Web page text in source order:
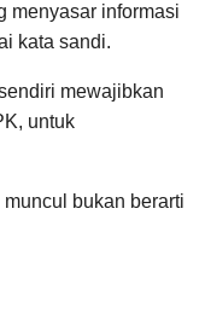
menyasar informasi
kata sandi.
mewajibkan
untuk
bukan berarti